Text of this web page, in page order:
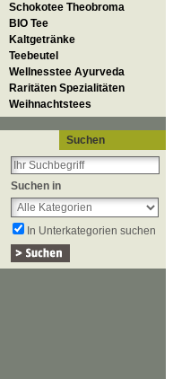
Schokotee Theobroma
BIO Tee
Kaltgetränke
Teebeutel
Wellnesstee Ayurveda
Raritäten Spezialitäten
Weihnachtstees
Suchen
Suchen in
In Unterkategorien suchen